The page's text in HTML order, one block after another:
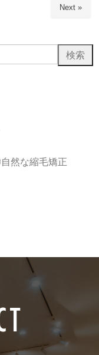
Next »
然な縮毛矯正